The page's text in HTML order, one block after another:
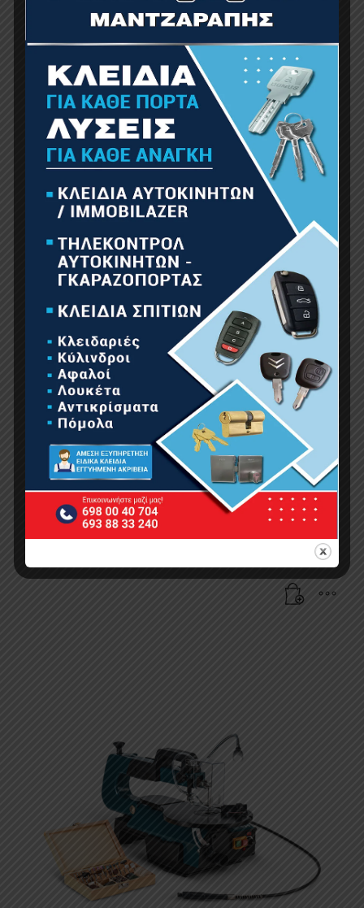
BORMANN Pro BJS6000 Σέγα Ρυθμιζόμενη Με
Ταλάντωση 600W
BORMANN Pro BJS7500 Σέγα Ρυθμιζόμενη Με
Ταλάντωση 750W